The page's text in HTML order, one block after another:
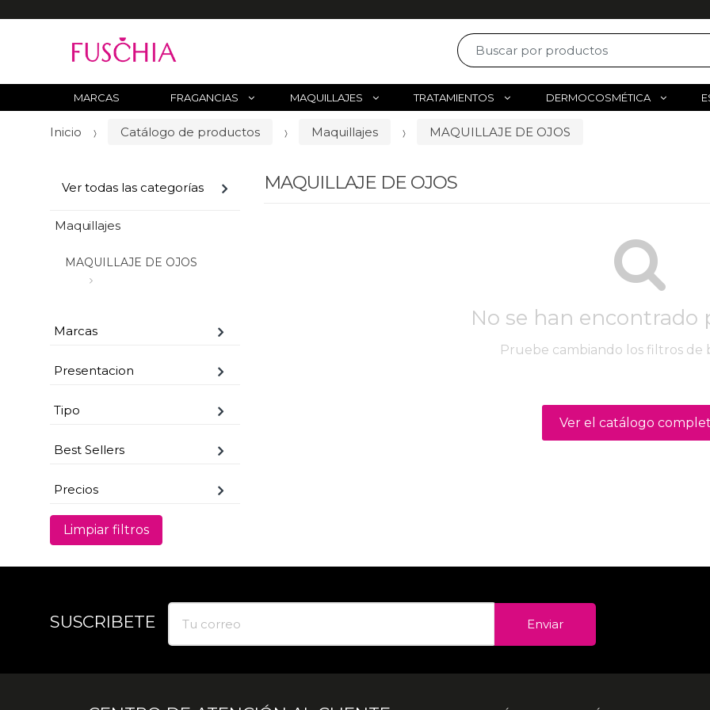
c
r
MARCAS FRAGANCIAS MAQUILLAJES TRATAMIENTOS DERMOCOSMÉTICA
Inicio Catálogo de productos Maquillajes MAQUILLAJE DE OJOS
MAQUILLAJE DE OJOS
No se han encontrado
Pruebe cambiando los filtros de
Ver el catálogo
Ver todas las categorías
Maquillajes
MAQUILLAJE DE OJOS
Marcas
Presentacion
Tipo
Best Sellers
Precios
Limpiar filtros
SUSCRIBETE Enviar